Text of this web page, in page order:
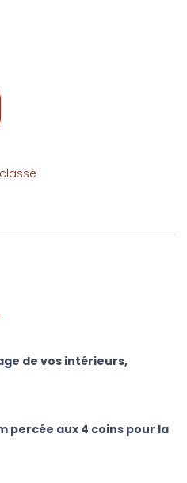
de vos intérieurs,
percée aux 4 coins pour la